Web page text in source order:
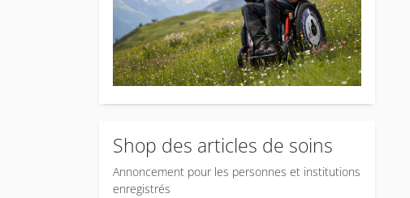
Shop des articles de soins
Annoncement pour les personnes et institutions
enregistrés